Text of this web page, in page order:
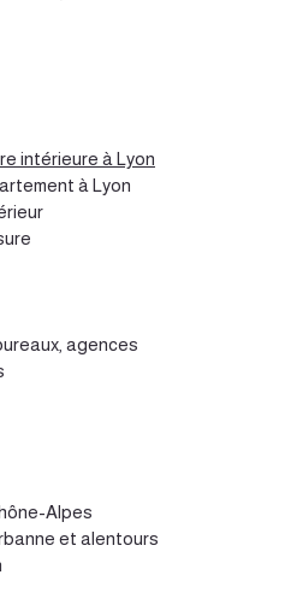
intérieure à Lyon
à Lyon
agences
Alpes
et alentours